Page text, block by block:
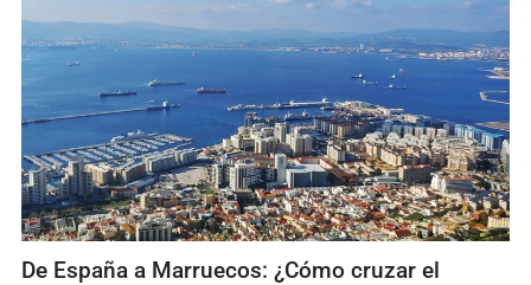
De España a Marruecos: ¿Cómo cruzar el